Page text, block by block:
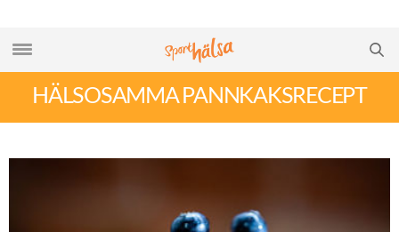
HÄLSOSAMMA PANNKAKSRECEPT